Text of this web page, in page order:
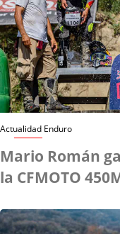
Actualidad Enduro
Mario Román
la CFMOTO